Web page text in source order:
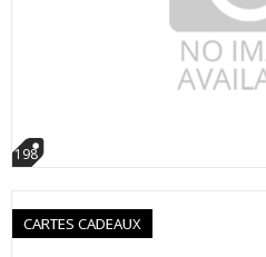
198
CARTES CADEAUX